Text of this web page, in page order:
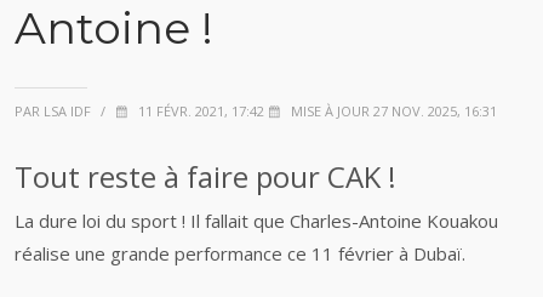
Antoine !
PAR LSA IDF / 11 FÉVR. 2021, 17:42 MISE À JOUR 27 NOV. 2025, 16:31
Tout reste à faire pour CAK !
La dure loi du sport ! Il fallait que Charles-Antoine Kouakou
réalise une grande performance ce 11 février à Dubaï.